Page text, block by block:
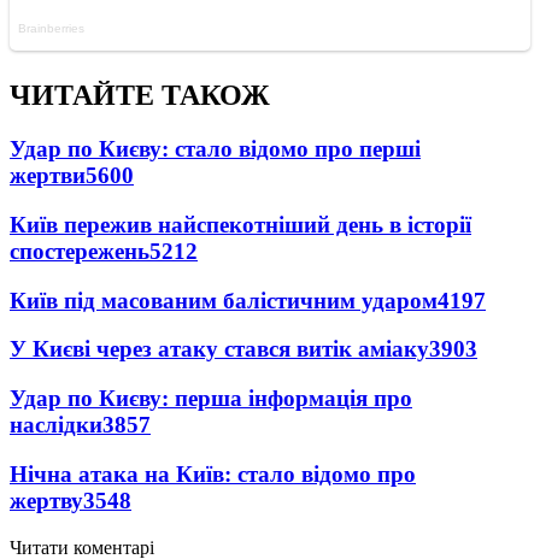
ЧИТАЙТЕ ТАКОЖ
Удар по Києву: стало відомо про перші
жертви5600
Київ пережив найспекотніший день в історії
спостережень5212
Київ під масованим балістичним ударом4197
У Києві через атаку стався витік аміаку3903
Удар по Києву: перша інформація про
наслідки3857
Нічна атака на Київ: стало відомо про
жертву3548
Читати коментарі